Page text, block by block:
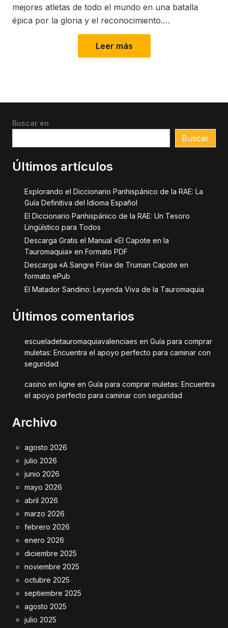
mejores atletas de todo el mundo en una batalla
épica por la gloria y el reconocimiento.…
Leer más
Buscar en
Buscar
Últimos artículos
Explorando el Diccionario Panhispánico de la RAE: La
Guía Definitiva del Idioma Español
El Diccionario Panhispánico de la RAE: Un Tesoro
Lingüístico para Todos
Descarga Gratis el Manual «El Capote en la
Tauromaquia» en Formato PDF
Descarga «A Sangre Fría» de Truman Capote en
formato ePub
El Matador Sandino: Leyenda Viva de la Tauromaquia
Últimos comentarios
escueladetauromaquiavalenciaes en Guía para comprar
muletas: Encuentra el apoyo perfecto para caminar con
seguridad
casino en ligne en Guía para comprar muletas: Encuentra
el apoyo perfecto para caminar con seguridad
Archivo
agosto 2026
julio 2026
junio 2026
mayo 2026
abril 2026
marzo 2026
febrero 2026
enero 2026
diciembre 2025
noviembre 2025
octubre 2025
septiembre 2025
agosto 2025
julio 2025